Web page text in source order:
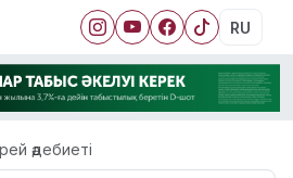
RU
әдебиеті